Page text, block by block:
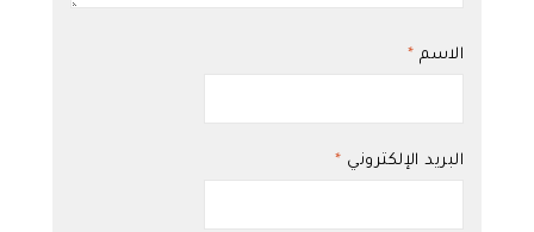
الاسم *
البريد الإلكتروني *